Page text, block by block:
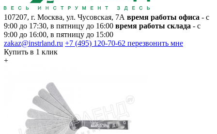
107207, г. Москва, ул. Чусовская, 7А время работы офиса - с
9:00 до 17:30, в пятницу до 16:00 время работы склада - с
9:00 до 16:00, в пятницу до 15:00
zakaz@instrland.ru +7 (495) 120-70-62 перезвонить мне
Купить в 1 клик
+